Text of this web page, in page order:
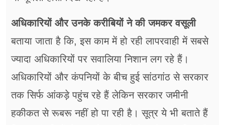
अधिकारियों और उनके करीबियों ने की जमकर वसूली
बताया जाता है कि, इस काम में हो रही लापरवाही में सबसे
ज्यादा अधिकारियों पर सवालिया निशान लग रहे हैं।
अधिकारियों और कंपनियों के बीच हुई सांठगांठ से सरकार
तक सिर्फ आंकड़े पहुंच रहे हैं लेकिन सरकार जमीनी
हकीकत से रूबरू नहीं हो पा रही है। सूत्र ये भी बताते हैं